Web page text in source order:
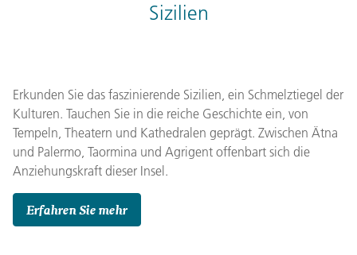
Sizilien
Erkunden Sie das faszinierende Sizilien, ein Schmelztiegel der
Kulturen. Tauchen Sie in die reiche Geschichte ein, von
Tempeln, Theatern und Kathedralen geprägt. Zwischen Ätna
und Palermo, Taormina und Agrigent offenbart sich die
Anziehungskraft dieser Insel.
Erfahren Sie mehr